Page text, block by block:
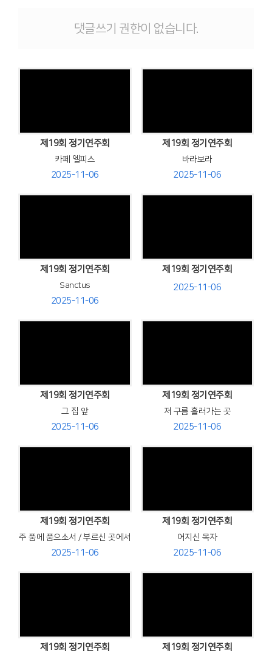
댓글쓰기 권한이 없습니다.
제19회 정기연주회
카페 엘피스
2025-11-06
제19회 정기연주회
바라보라
2025-11-06
제19회 정기연주회
Sanctus
2025-11-06
제19회 정기연주회
2025-11-06
제19회 정기연주회
그 집 앞
2025-11-06
제19회 정기연주회
저 구름 흘러가는 곳
2025-11-06
제19회 정기연주회
주 품에 품으소서 / 부르신 곳에서
2025-11-06
제19회 정기연주회
어지신 목자
2025-11-06
제19회 정기연주회 제19회 정기연주회